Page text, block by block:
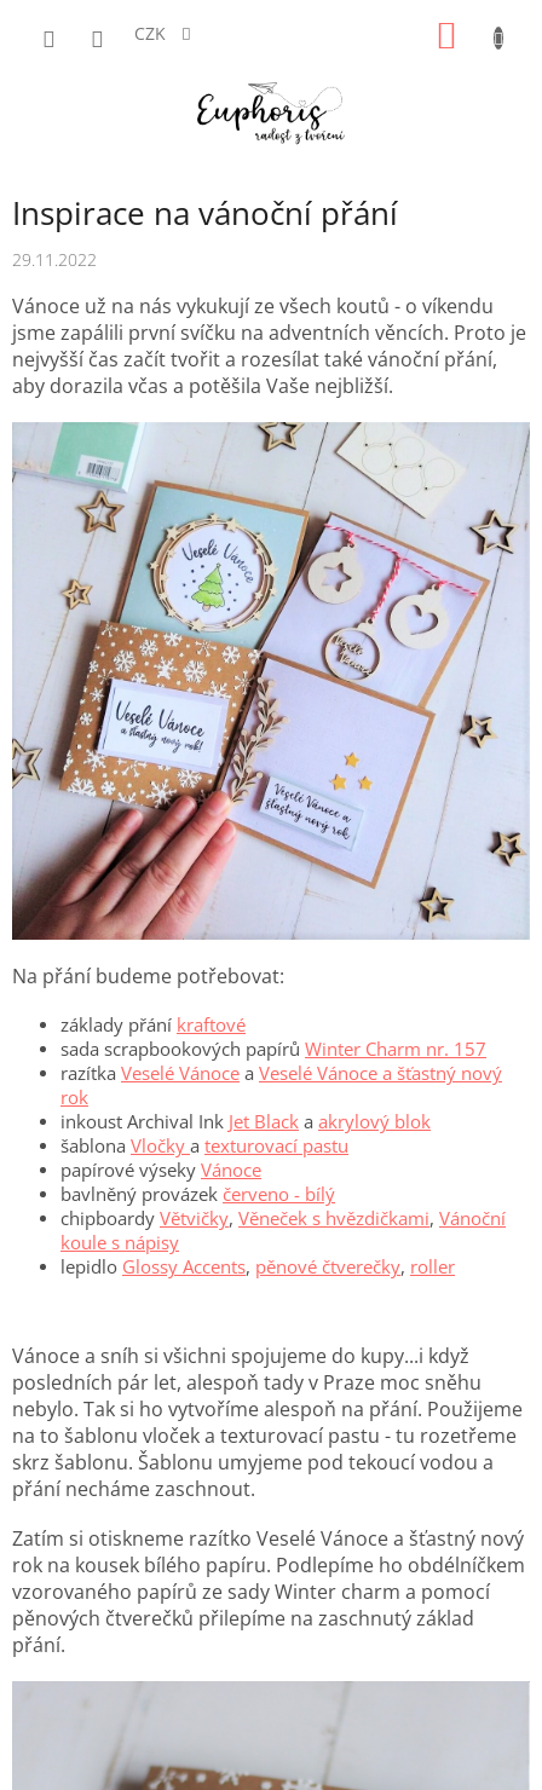
CZK
Inspirace na vánoční přání
29.11.2022
Vánoce už na nás vykukují ze všech koutů - o víkendu
jsme zapálili první svíčku na adventních věncích. Proto je
nejvyšší čas začít tvořit a rozesílat také vánoční přání,
aby dorazila včas a potěšila Vaše nejbližší.
Na přání budeme potřebovat:
základy přání kraftové
sada scrapbookových papírů Winter Charm nr. 157
razítka Veselé Vánoce a Veselé Vánoce a šťastný nový
rok
inkoust Archival Ink Jet Black a akrylový blok
šablona Vločky a texturovací pastu
papírové výseky Vánoce
bavlněný provázek červeno - bílý
chipboardy Větvičky, Věneček s hvězdičkami, Vánoční
koule s nápisy
lepidlo Glossy Accents, pěnové čtverečky, roller
Vánoce a sníh si všichni spojujeme do kupy...i když
posledních pár let, alespoň tady v Praze moc sněhu
nebylo. Tak si ho vytvoříme alespoň na přání. Použijeme
na to šablonu vloček a texturovací pastu - tu rozetřeme
skrz šablonu. Šablonu umyjeme pod tekoucí vodou a
přání necháme zaschnout.
Zatím si otiskneme razítko Veselé Vánoce a šťastný nový
rok na kousek bílého papíru. Podlepíme ho obdélníčkem
vzorovaného papírů ze sady Winter charm a pomocí
pěnových čtverečků přilepíme na zaschnutý základ
přání.